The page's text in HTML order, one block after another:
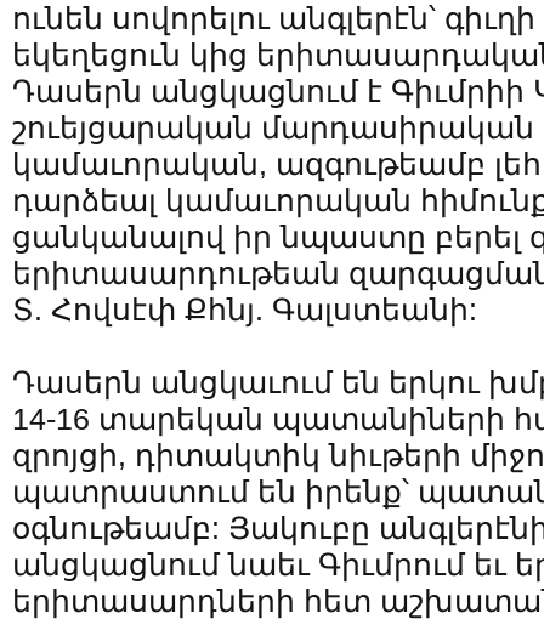
ունեն սովորելու անգլերէն՝
եկեղեցուն կից
Դասերն անցկացնում է
շուեյցարական
կամաւորական, ազգութեամբ
դարձեալ կամաւորական
ցանկանալով իր նպաստը բերել
երիտասարդութեան
Տ. Հովսէփ Քհնյ. Գալստեանի:
Դասերն անցկաւում են երկու
14-16 տարեկան պատանիների
զրոյցի, դիտակտիկ նիւթերի
պատրաստում են իրենք՝
օգնութեամբ: Յակուբը
անցկացնում նաեւ Գիւմրում եւ
երիտասարդների հետ